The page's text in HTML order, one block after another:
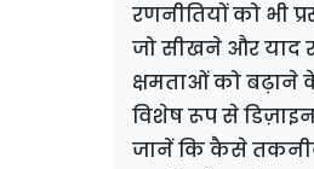
रणनीतियों को भी
जो सीखने और याद
क्षमताओं को बढ़ाने
विशेष रूप से
जानें कि कैसे